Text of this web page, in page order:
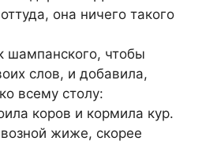
она ничего такого
шампанского, чтобы
слов, и добавила,
всему столу:
коров и кормила кур.
жиже, скорее